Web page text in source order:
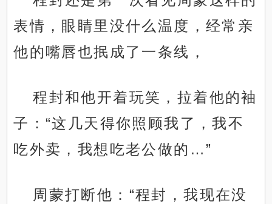
表情，眼睛里没什么温度，经常亲
他的嘴唇也抿成了一条线，
程封和他开着玩笑，拉着他的袖
子：“这几天得你照顾我了，我不
吃外卖，我想吃老公做的…”
周蒙打断他：“程封，我现在没